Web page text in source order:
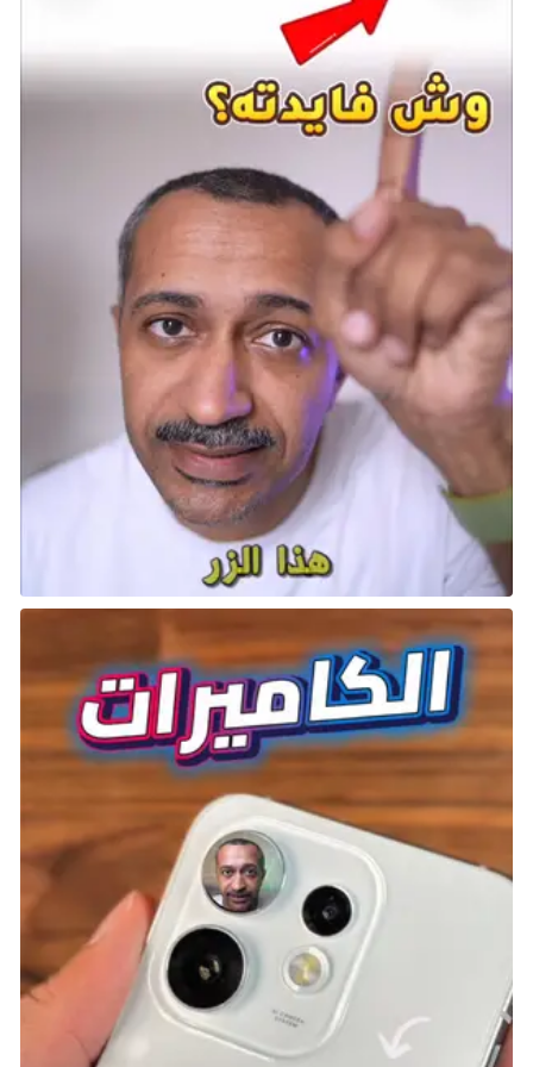
لعبت Forza Horizon دورًا رئيسيًّا في استمرار نجاح السلسلة،
حيث قدمت تجربة جديدة تمامًا من خلال أخذ اللاعبين بعيدًا
عن حلبات السباق التقليدية ونقلهم إلى تلال كولورادو
المفتوحة. على الرغم من أن العالم المفتوح في ألعاب
القيادة ليس جديدًا، إلا أنه لم يُنَفَّذ بنفس درجة العناية التي
اشتُهرت بها Forza. إتاحة فرصة القيادة عبر مسارات الجبال
والمنحدرات الملتوية والطرق المفتوحة أنشأ تجربة مختلفة
تمامًا، وأصبحت أكثر روعة بفضل التحكم الدقيق والمحتوى
الغني الذي تتميز به السلسلة.
هذا التغيير الجذري في الأسلوب، مع خطوط نهاية السباقات
Mouse، كان موضع ترحيب كبير من مجتمع اللاعبين عبر
الإنترنت. وأتاحت Horizon، بطابعها المفتوح، نقطة دخول
مثالية لأولئك الذين يشعرون بالرهبة من أجواء رياضات
السيارات المكثفة، حيث يمكنهم ببساطة الاستمتاع بالتجول
مركبة متاحة.
2013 – Dead Rising 3
كانت فترة Xbox One حقبة مليئة بالتحديات بالنسبة لشركة
Microsoft، حيث بدأ Xbox بالابتعاد عن التركيز على الإصدارات
الحصرية وبدلًا من ذلك حاول أن يقدم نفسه كمحور ترفيهي